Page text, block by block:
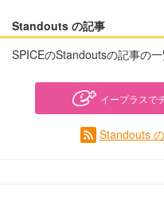
Standouts の記事
SPICEのStandoutsの記事の
イープラスで
Standouts